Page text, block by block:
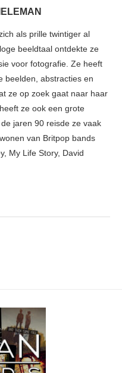
als prille twintiger al
beeldtaal ontdekte ze
voor fotografie. Ze heeft
beelden, abstracties en
ze op zoek gaat naar haar
ze ook een grote
jaren 90 reisde ze vaak
van Britpop bands
My Life Story, David